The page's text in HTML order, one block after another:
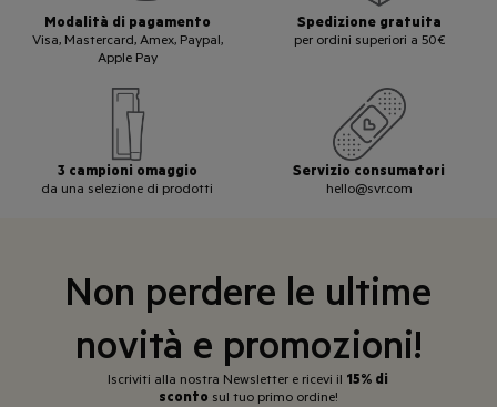
Modalità di pagamento
Visa, Mastercard, Amex, Paypal,
Apple Pay
Spedizione gratuita
per ordini superiori a 50€
3 campioni omaggio
da una selezione di prodotti
Servizio consumatori
hello@svr.com
Non perdere le ultime
novità e promozioni!
Iscriviti alla nostra Newsletter e ricevi il 15% di
sconto sul tuo primo ordine!